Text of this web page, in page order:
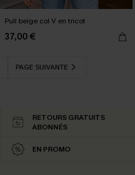
Pull beige col V en tricot
37,00 €
PAGE SUIVANTE
RETOURS GRATUITS
ABONNÉS
EN PROMO